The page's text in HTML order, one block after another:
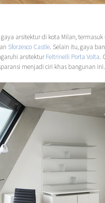
arsitektur di kota Milan, termasuk
Sforzesco Castle. Selain itu, gaya
arsitektur Feltrinelli Porta Volta.
menjadi ciri khas bangunan ini.